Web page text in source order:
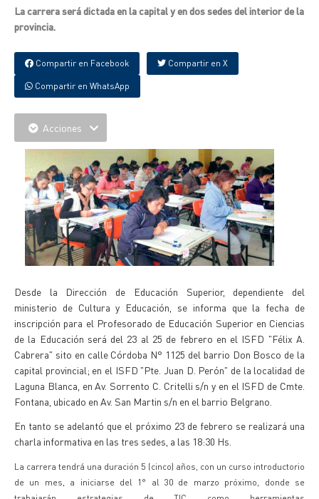
La carrera será dictada en la capital y en dos sedes del interior de la
provincia.
Compartir en Facebook Compartir en X
Compartir en WhatsApp
Acciones
Desde la Dirección de Educación Superior, dependiente del
ministerio de Cultura y Educación, se informa que la fecha de
inscripción para el Profesorado de Educación Superior en Ciencias
de la Educación será del 23 al 25 de febrero en el ISFD "Félix A.
Cabrera" sito en calle Córdoba N° 1125 del barrio Don Bosco de la
capital provincial; en el ISFD "Pte. Juan D. Perón" de la localidad de
Laguna Blanca, en Av. Sorrento C. Critelli s/n y en el ISFD de Cmte.
Fontana, ubicado en Av. San Martin s/n en el barrio Belgrano.
En tanto se adelantó que el próximo 23 de febrero se realizará una
charla informativa en las tres sedes, a las 18:30 Hs.
La carrera tendrá una duración 5 (cinco) años, con un curso introductorio
de un mes, a iniciarse del 1° al 30 de marzo próximo, donde se